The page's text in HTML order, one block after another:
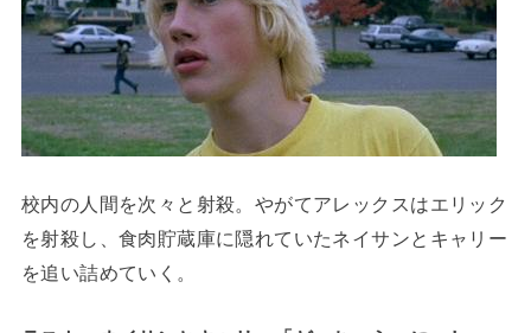
校内の人間を次々と射殺。やがてアレックスはエリック
を射殺し、食肉貯蔵庫に隠れていたネイサンとキャリー
を追い詰めていく。